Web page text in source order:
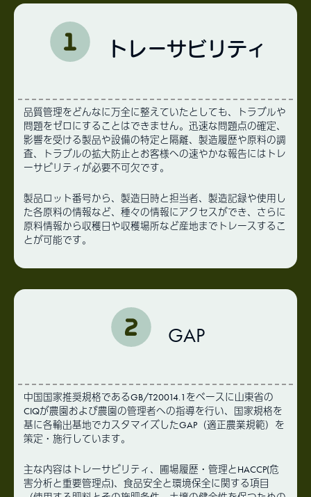
トレーサビリティ
品質管理をどんなに万全に整えていたとしても、トラブルや
問題をゼロにすることはできません。迅速な問題点の確定、
影響を受ける製品や設備の特定と隔離、製造履歴や原料の調
査、トラブルの拡大防止とお客様への速やかな報告にはトレ
ーサビリティが必要不可欠です。
製品ロット番号から、製造日時と担当者、製造記録や使用し
た各原料の情報など、種々の情報にアクセスができ、さらに
原料情報から収穫日や収穫場所など産地までトレースするこ
とが可能です。
GAP
中国国家推奨規格であるGB/T20014.1をベースに山東省の
CIQが農園および農園の管理者への指導を行い、国家規格を
基に各輸出基地でカスタマイズしたGAP（適正農業規範）を
策定・施行しています。
主な内容はトレーサビリティ、圃場履歴・管理とHACCP(危
害分析と重要管理点)、食品安全と環境保全に関する項目